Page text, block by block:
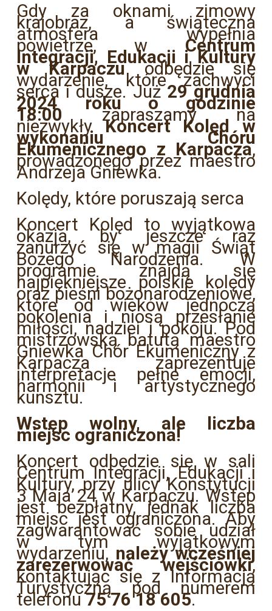
Gdy za oknami zimowy
krajobraz, a świąteczna
atmosfera wypełnia
powietrze, w Centrum
Integracji, Edukacji i Kultury
w Karpaczuodbędzie się
wydarzenie, które zachwyci
serca i dusze. Już29 grudnia
2024 roku o godzinie
18:00 zapraszamy na
niezwykłyKoncert Kolęd w
wykonaniu Chóru
Ekumenicznego z Karpacza,
prowadzonego przez maestro
Andrzeja Gniewka.
Kolędy, które poruszają serca
Koncert Kolęd to wyjątkowa
okazja, by jeszcze raz
zanurzyć się w magii Świąt
Bożego Narodzenia. W
programie znajdą się
najpiękniejsze polskie kolędy
oraz pieśni bożonarodzeniowe,
które od wieków jednoczą
pokolenia i niosą przesłanie
miłości, nadziei i pokoju. Pod
mistrzowską batutą maestro
Gniewka Chór Ekumeniczny z
Karpacza zaprezentuje
interpretacje pełne emocji,
harmonii i artystycznego
kunsztu.
Wstęp wolny, ale liczba
miejsc ograniczona!
Koncert odbędzie się w sali
Centrum Integracji, Edukacji i
Kultury, przy ulicy Konstytucji
3 Maja 24 w Karpaczu. Wstęp
jest bezpłatny, jednak liczba
miejsc jest ograniczona. Aby
zagwarantować sobie udział
w tym wyjątkowym
wydarzeniu, należy wcześniej
zarezerwować wejściówki,
kontaktując się z Informacją
Turystyczną pod numerem
telefonu75 76 18 605.